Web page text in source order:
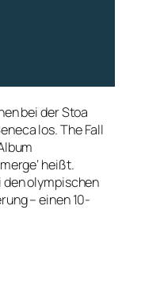
bei der Stoa
los. The Fall
heißt.
den olympischen
– einen 10-